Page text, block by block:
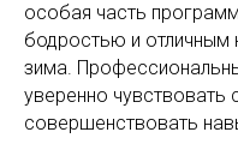
особая часть
бодростью и отличным
зима.
уверенно чувствовать
совершенствовать